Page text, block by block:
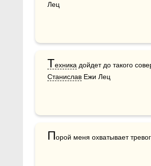
Лец
Техника
Станислав Ежи Лец
Порой меня охватывает